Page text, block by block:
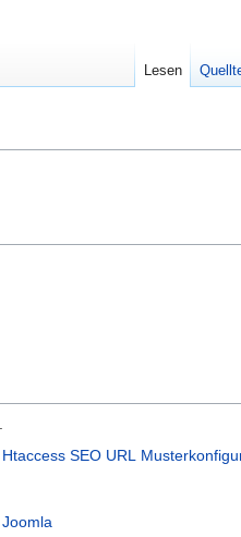
Htaccess SEO URL
Joomla
Lesen